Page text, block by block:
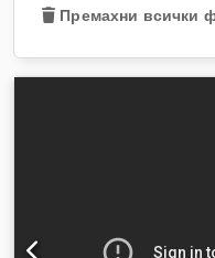
Премахни всички